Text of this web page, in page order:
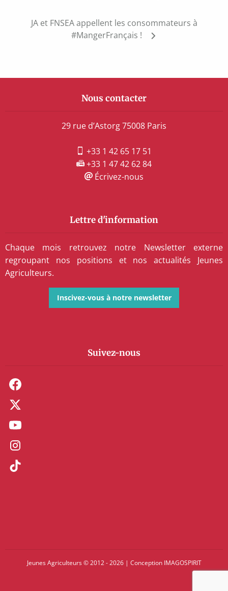
JA et FNSEA appellent les consommateurs à
#MangerFrançais !
Nous contacter
29 rue d’Astorg 75008 Paris
+33 1 42 65 17 51
+33 1 47 42 62 84
Écrivez-nous
Lettre d'information
Chaque mois retrouvez notre Newsletter externe
regroupant nos positions et nos actualités Jeunes
Agriculteurs.
Inscivez-vous à notre newsletter
Suivez-nous
Jeunes Agriculteurs © 2012 - 2026 | Conception IMAGOSPIRIT